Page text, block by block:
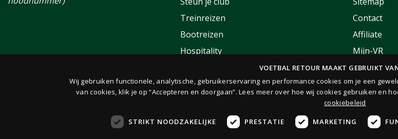
Treinreizen
Bootreizen
Hospitality
Fanclub
Contact
Affiliate
Mijn-VR
Korting
FAQ
VOETBAL RETOUR MAAKT GEBRUIKT
Wij gebruiken functionele, analytische, gebruikerservaring en performance cookies om je een
van cookies, klik je op “Accepteren en doorgaan”. Lees meer over hoe wij cookies gebruiken en
cookiebeleid
STRIKT NOODZAKELIJKE PRESTATIE MARKETING